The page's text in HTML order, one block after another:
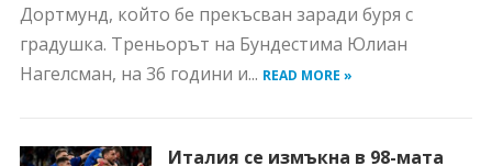
Дортмунд, който бе прекъсван заради буря с
градушка. Треньорът на Бундестима Юлиан
Нагелсман, на 36 години и... READ MORE »
Италия се измъкна в 98-мата